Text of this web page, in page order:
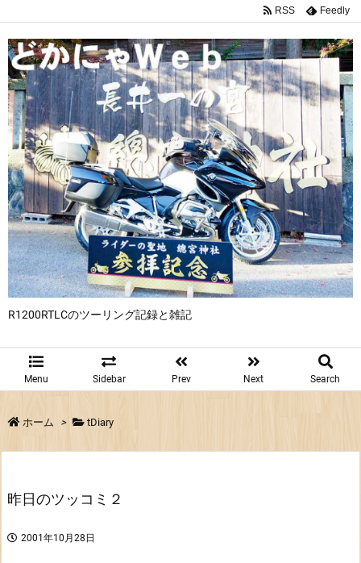
R1200RTLCのツーリング記録と雑記
Menu Sidebar Prev Next Search
RSS Feedly
ホーム > tDiary
昨日のツッコミ２
2001年10月28日